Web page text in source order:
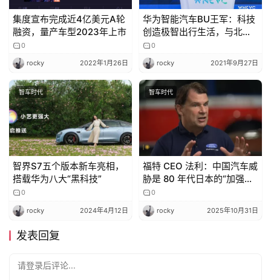
集度宣布完成近4亿美元A轮
融资，量产车型2023年上市
0
rocky 2022年1月26日
华为智能汽车BU王军：科技
创造极智出行生活，与北
汽、长安、广汽的战略合作
采用华为全栈智能汽车解决
方案
0
rocky 2021年9月27日
智车时代
智界S7五个版本新车亮相，
搭载华为八大“黑科技”
0
rocky 2024年4月12日
智车时代
福特 CEO 法利：中国汽车威
胁是 80 年代日本的“加强
版”，产能能让美国车企全倒
闭
0
rocky 2025年10月31日
发表回复
请登录后评论...